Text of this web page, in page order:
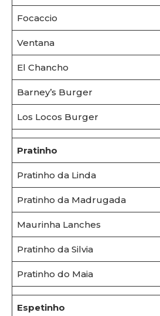
Focaccio
Ventana
El Chancho
Barney’s Burger
Los Locos Burger
Pratinho
Pratinho da Linda
Pratinho da Madrugada
Maurinha Lanches
Pratinho da Silvia
Pratinho do Maia
Espetinho